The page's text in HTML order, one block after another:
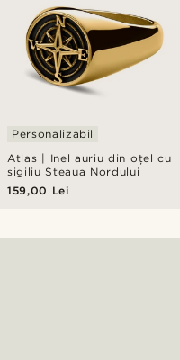
Atlas | Inel auriu din oțel cu
sigiliu Steaua Nordului
Personalizabil
159,00 Lei